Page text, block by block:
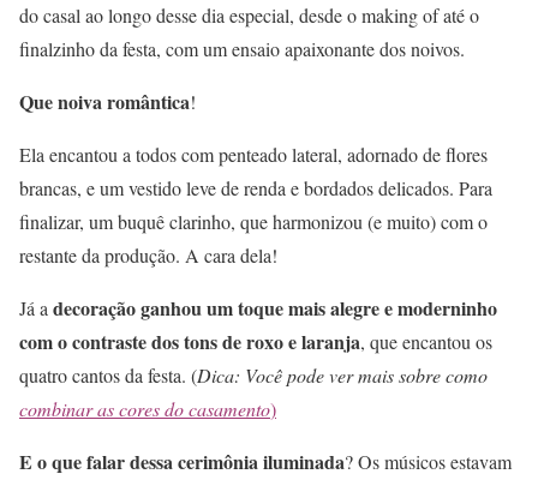
do casal ao longo desse dia especial, desde o making of até o
finalzinho da festa, com um ensaio apaixonante dos noivos.
Que noiva romântica!
Ela encantou a todos com penteado lateral, adornado de flores
brancas, e um vestido leve de renda e bordados delicados. Para
finalizar, um buquê clarinho, que harmonizou (e muito) com o
restante da produção. A cara dela!
Já a decoração ganhou um toque mais alegre e moderninho
com o contraste dos tons de roxo e laranja, que encantou os
quatro cantos da festa. (Dica: Você pode ver mais sobre como
combinar as cores do casamento)
E o que falar dessa cerimônia iluminada? Os músicos estavam